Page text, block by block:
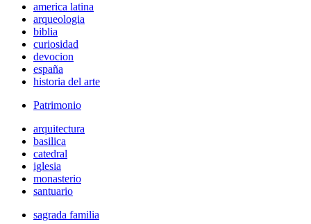
america latina
arqueologia
biblia
curiosidad
devocion
españa
historia del arte
Patrimonio
arquitectura
basilica
catedral
iglesia
monasterio
santuario
sagrada familia